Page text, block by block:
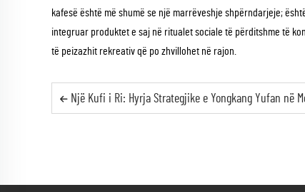
kafesë është më shumë se një marrëveshje shpërndarjeje;
integruar produktet e saj në ritualet sociale të përditshme të
të peizazhit rekreativ që po zhvillohet në rajon.
Një Kufi i Ri: Hyrja Strategjike e Yongkang Yufan në Mesdheun e Lindur